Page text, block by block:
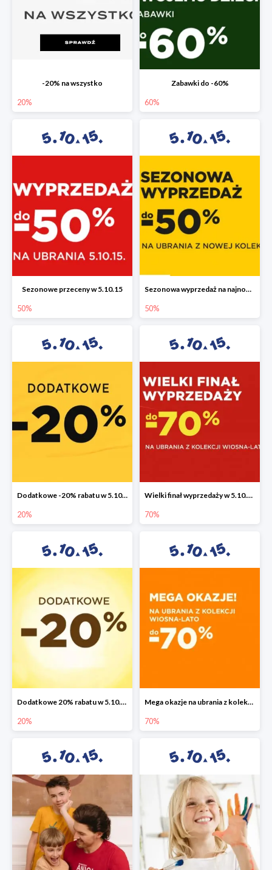
-20% na wszystko
20%
Zabawki do -60%
60%
Sezonowe przeceny w 5.10.15
50%
Sezonowa wyprzedaż na najnowszą kolekcję do -50%
50%
Dodatkowe -20% rabatu w 5.10.15
20%
Wielki finał wyprzedaży w 5.10.15 do -70%
70%
Dodatkowe 20% rabatu w 5.10.15
20%
Mega okazje na ubrania z kolekcji wiosna-lato do -70%
70%